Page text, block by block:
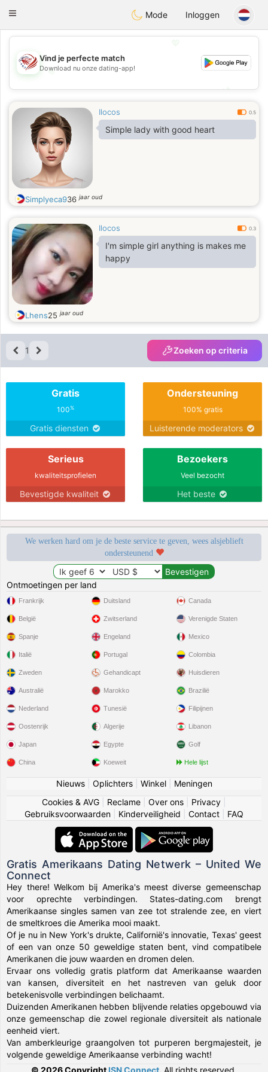
StatesDating
Toggle
Mode Inloggen
💖
💕
Vind je perfecte match
Download nu onze dating-app!
Ilocos 0.5
Simple lady with good heart
Simplyeca936jaar oud
Ilocos 0.3
I'm simple girl anything is makes me
happy
Lhens25jaar oud
1 Zoeken op criteria
Gratis
100%
Gratis diensten
Ondersteuning
100% gratis
Luisterende moderators
Serieus
kwaliteitsprofielen
Bevestigde kwaliteit
Bezoekers
Veel bezocht
Het beste
We werken hard om je de beste service te geven, wees alsjeblieft
ondersteunend
Ontmoetingen per land
Frankrijk
België
Spanje
Italië
Zweden
Duitsland
Zwitserland
Engeland
Portugal
Gehandicapt
Canada
Verenigde Staten
Mexico
Colombia
Huisdieren
Australië
Nederland
Oostenrijk
Japan
China
Marokko
Tunesië
Algerije
Egypte
Koeweit
Brazilië
Filipijnen
Libanon
Golf
Hele lijst
Nieuws| Oplichters| Winkel| Meningen
Cookies & AVG
Reclame Over ons Privacy
Gebruiksvoorwaarden
Kinderveiligheid Contact FAQ
Gratis Amerikaans Dating Netwerk – United We
Connect
Hey there! Welkom bij Amerika's meest diverse gemeenschap
voor oprechte verbindingen. States-dating.com brengt
Amerikaanse singles samen van zee tot stralende zee, en viert
de smeltkroes die Amerika mooi maakt.
Of je nu in New York's drukte, Californië's innovatie, Texas' geest
of een van onze 50 geweldige staten bent, vind compatibele
Amerikanen die jouw waarden en dromen delen.
Ervaar ons volledig gratis platform dat Amerikaanse waarden
van kansen, diversiteit en het nastreven van geluk door
betekenisvolle verbindingen belichaamt.
Duizenden Amerikanen hebben blijvende relaties opgebouwd via
onze gemeenschap die zowel regionale diversiteit als nationale
eenheid viert.
Van amberkleurige graangolven tot purperen bergmajesteit, je
volgende geweldige Amerikaanse verbinding wacht!
© 2026 Copyright ISN Connect All rights reserved.